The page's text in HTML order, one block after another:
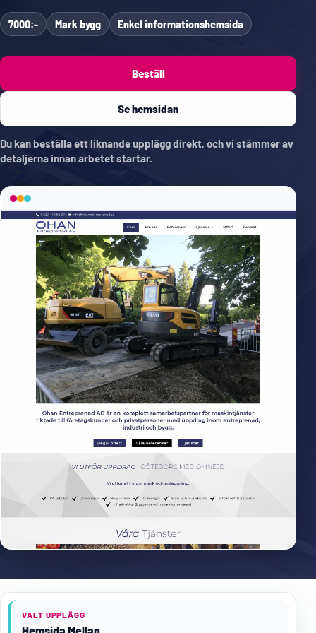
7000:- Mark bygg Enkel informationshemsida
Beställ
Se hemsidan
Du kan beställa ett liknande upplägg direkt, och vi stämmer av
detaljerna innan arbetet startar.
VALT UPPLÄGG